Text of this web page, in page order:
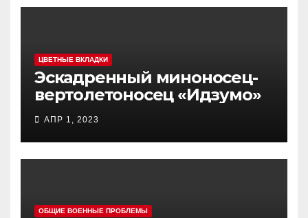
ЦВЕТНЫЕ ВКЛАДКИ
Эскадренный миноносец-
вертолетоносец «Идзумо»
АПР 1, 2023
ОБЩИЕ ВОЕННЫЕ ПРОБЛЕМЫ